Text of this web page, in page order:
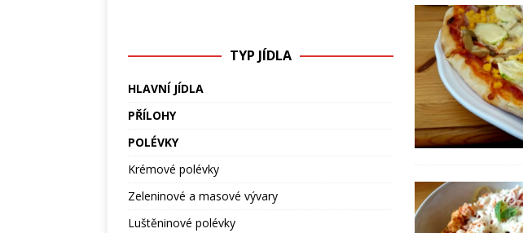
TYP JÍDLA
HLAVNÍ JÍDLA
PŘÍLOHY
POLÉVKY
Krémové polévky
Zeleninové a masové vývary
Luštěninové polévky